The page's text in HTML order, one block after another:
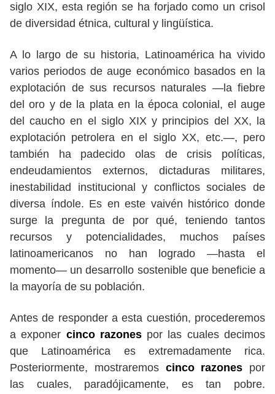
siglo XIX, esta región se ha forjado como un crisol
de diversidad étnica, cultural y lingüística.
A lo largo de su historia, Latinoamérica ha vivido
varios periodos de auge económico basados en la
explotación de sus recursos naturales —la fiebre
del oro y de la plata en la época colonial, el auge
del caucho en el siglo XIX y principios del XX, la
explotación petrolera en el siglo XX, etc.—, pero
también ha padecido olas de crisis políticas,
endeudamientos externos, dictaduras militares,
inestabilidad institucional y conflictos sociales de
diversa índole. Es en este vaivén histórico donde
surge la pregunta de por qué, teniendo tantos
recursos y potencialidades, muchos países
latinoamericanos no han logrado —hasta el
momento— un desarrollo sostenible que beneficie a
la mayoría de su población.
Antes de responder a esta cuestión, procederemos
a exponer cinco razonespor las cuales decimos
que Latinoamérica es extremadamente rica.
Posteriormente, mostraremos cinco razones por
las cuales, paradójicamente, es tan pobre.